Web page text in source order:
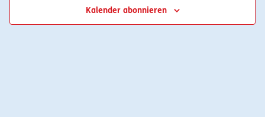
Kalender abonnieren